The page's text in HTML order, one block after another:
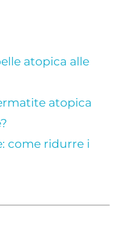
atopica alle
atopica
come ridurre i